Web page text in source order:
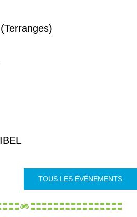
TOUS LES ÉVÉNEMENTS